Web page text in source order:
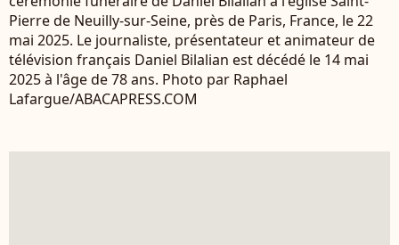
Pierre de Neuilly-sur-Seine, près de Paris, France, le 22
mai 2025. Le journaliste, présentateur et animateur de
télévision français Daniel Bilalian est décédé le 14 mai
2025 à l'âge de 78 ans. Photo par Raphael
Lafargue/ABACAPRESS.COM